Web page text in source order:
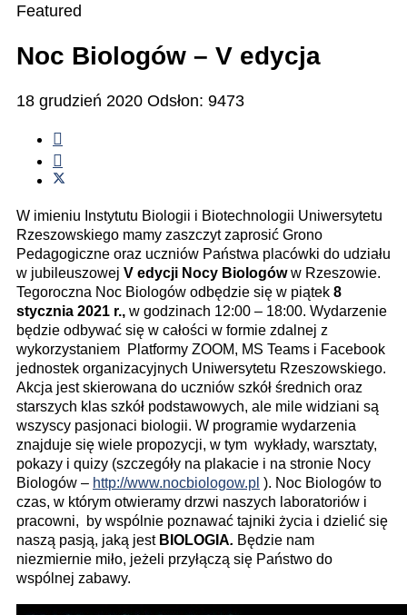
Featured
Noc Biologów – V edycja
18 grudzień 2020 Odsłon: 9473
W imieniu Instytutu Biologii i Biotechnologii Uniwersytetu
Rzeszowskiego mamy zaszczyt zaprosić Grono
Pedagogiczne oraz uczniów Państwa placówki do udziału
w jubileuszowej V edycji Nocy Biologóww Rzeszowie.
Tegoroczna Noc Biologów odbędzie się w piątek 8
stycznia 2021 r., w godzinach 12:00 – 18:00. Wydarzenie
będzie odbywać się w całości w formie zdalnej z
wykorzystaniem Platformy ZOOM, MS Teams i Facebook
jednostek organizacyjnych Uniwersytetu Rzeszowskiego.
Akcja jest skierowana do uczniów szkół średnich oraz
starszych klas szkół podstawowych, ale mile widziani są
wszyscy pasjonaci biologii. W programie wydarzenia
znajduje się wiele propozycji, w tym wykłady, warsztaty,
pokazy i quizy (szczegóły na plakacie i na stronie Nocy
Biologów – http://www.nocbiologow.pl ). Noc Biologów to
czas, w którym otwieramy drzwi naszych laboratoriów i
pracowni, by wspólnie poznawać tajniki życia i dzielić się
naszą pasją, jaką jest BIOLOGIA. Będzie nam
niezmiernie miło, jeżeli przyłączą się Państwo do
wspólnej zabawy.